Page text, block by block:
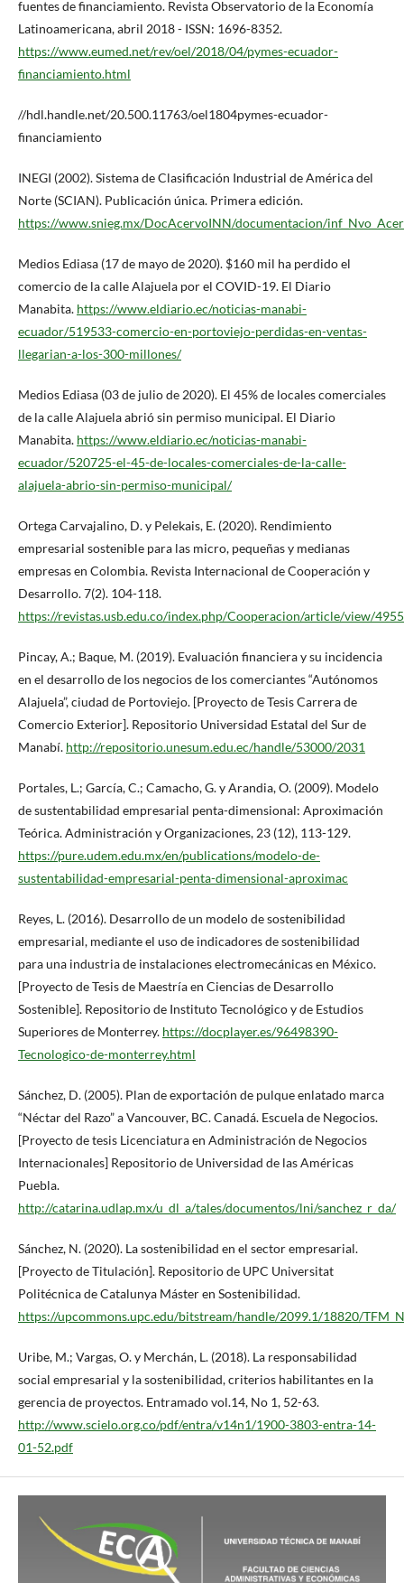
fuentes de financiamiento. Revista Observatorio de la Economía
Latinoamericana, abril 2018 - ISSN: 1696-8352.
https://www.eumed.net/rev/oel/2018/04/pymes-ecuador-
financiamiento.html
//hdl.handle.net/20.500.11763/oel1804pymes-ecuador-
financiamiento
INEGI (2002). Sistema de Clasificación Industrial de América del
Norte (SCIAN). Publicación única. Primera edición.
https://www.snieg.mx/DocAcervoINN/documentacion/
Medios Ediasa (17 de mayo de 2020). $160 mil ha perdido el
comercio de la calle Alajuela por el COVID-19. El Diario
Manabita. https://www.eldiario.ec/noticias-manabi-
ecuador/519533-comercio-en-portoviejo-perdidas-en-ventas-
llegarian-a-los-300-millones/
Medios Ediasa (03 de julio de 2020). El 45% de locales comerciales
de la calle Alajuela abrió sin permiso municipal. El Diario
Manabita. https://www.eldiario.ec/noticias-manabi-
ecuador/520725-el-45-de-locales-comerciales-de-la-calle-
alajuela-abrio-sin-permiso-municipal/
Ortega Carvajalino, D. y Pelekais, E. (2020). Rendimiento
empresarial sostenible para las micro, pequeñas y medianas
empresas en Colombia. Revista Internacional de Cooperación y
Desarrollo. 7(2). 104-118.
https://revistas.usb.edu.co/index.php/Cooperacion/article/view/4955
Pincay, A.; Baque, M. (2019). Evaluación financiera y su incidencia
en el desarrollo de los negocios de los comerciantes “Autónomos
Alajuela”, ciudad de Portoviejo. [Proyecto de Tesis Carrera de
Comercio Exterior]. Repositorio Universidad Estatal del Sur de
Manabí. http://repositorio.unesum.edu.ec/handle/53000/2031
Portales, L.; García, C.; Camacho, G. y Arandia, O. (2009). Modelo
de sustentabilidad empresarial penta-dimensional: Aproximación
Teórica. Administración y Organizaciones, 23 (12), 113-129.
https://pure.udem.edu.mx/en/publications/modelo-de-
sustentabilidad-empresarial-penta-dimensional-aproximac
Reyes, L. (2016). Desarrollo de un modelo de sostenibilidad
empresarial, mediante el uso de indicadores de sostenibilidad
para una industria de instalaciones electromecánicas en México.
[Proyecto de Tesis de Maestría en Ciencias de Desarrollo
Sostenible]. Repositorio de Instituto Tecnológico y de Estudios
Superiores de Monterrey. https://docplayer.es/96498390-
Tecnologico-de-monterrey.html
Sánchez, D. (2005). Plan de exportación de pulque enlatado marca
“Néctar del Razo” a Vancouver, BC. Canadá. Escuela de Negocios.
[Proyecto de tesis Licenciatura en Administración de Negocios
Internacionales] Repositorio de Universidad de las Américas
Puebla.
http://catarina.udlap.mx/u_dl_a/tales/documentos/lni/sanchez_r_da/
Sánchez, N. (2020). La sostenibilidad en el sector empresarial.
[Proyecto de Titulación]. Repositorio de UPC Universitat
Politécnica de Catalunya Máster en Sostenibilidad.
https://upcommons.upc.edu/bitstream/handle/2099.1/18820/
Uribe, M.; Vargas, O. y Merchán, L. (2018). La responsabilidad
social empresarial y la sostenibilidad, criterios habilitantes en la
gerencia de proyectos. Entramado vol.14, No 1, 52-63.
http://www.scielo.org.co/pdf/entra/v14n1/1900-3803-entra-14-
01-52.pdf